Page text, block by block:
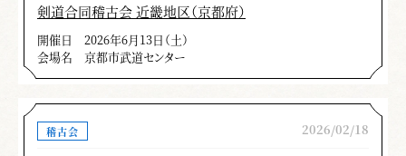
剣道合同稽古会 近畿地区（京都府）
開催日
2026年6月13日（土）
会場名
京都市武道センター
稽古会 2026/02/18